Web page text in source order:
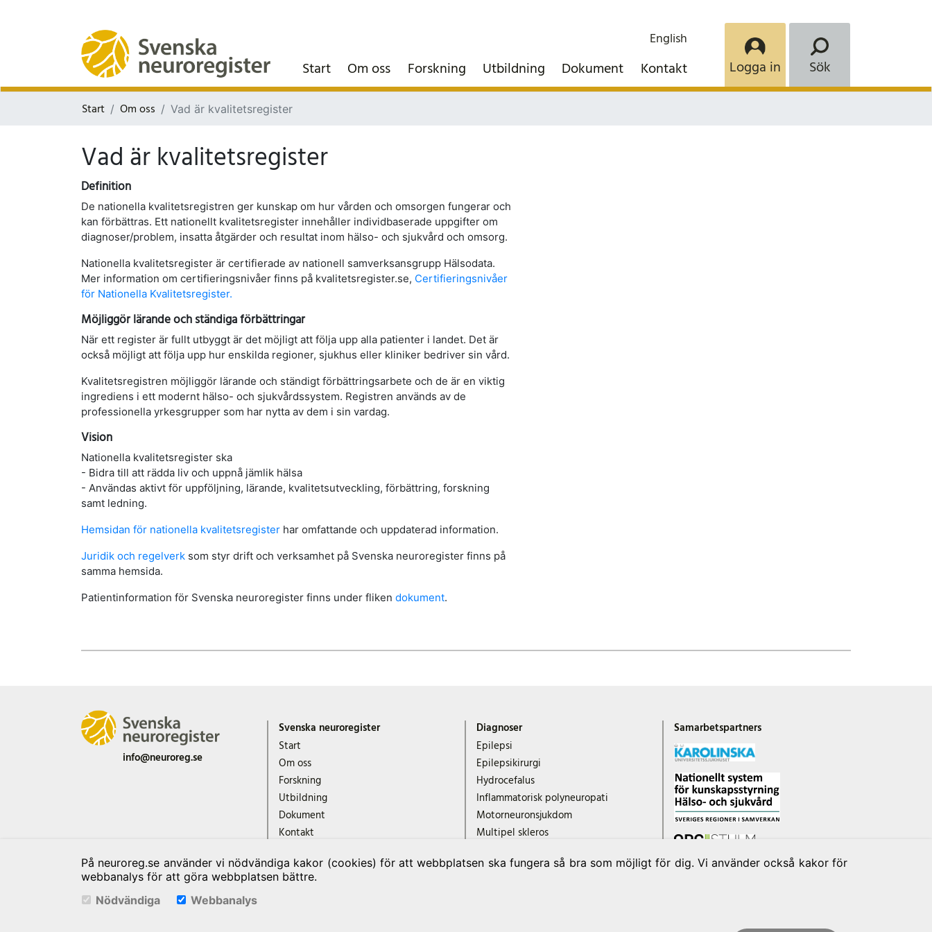
Start Om oss Forskning Utbildning Dokument Kontakt
English
Logga in Sök
Start Om oss Vad är kvalitetsregister
Vad är kvalitetsregister
Definition
De nationella kvalitetsregistren ger kunskap om hur vården och omsorgen fungerar och
kan förbättras. Ett nationellt kvalitetsregister innehåller individbaserade uppgifter om
diagnoser/problem, insatta åtgärder och resultat inom hälso- och sjukvård och omsorg.
Nationella kvalitetsregister är certifierade av nationell samverksansgrupp Hälsodata.
Mer information om certifieringsnivåer finns på kvalitetsregister.se, Certifieringsnivåer
för Nationella Kvalitetsregister.
Möjliggör lärande och ständiga förbättringar
När ett register är fullt utbyggt är det möjligt att följa upp alla patienter i landet. Det är
också möjligt att följa upp hur enskilda regioner, sjukhus eller kliniker bedriver sin vård.
Kvalitetsregistren möjliggör lärande och ständigt förbättringsarbete och de är en viktig
ingrediens i ett modernt hälso- och sjukvårdssystem. Registren används av de
professionella yrkesgrupper som har nytta av dem i sin vardag.
Vision
Nationella kvalitetsregister ska
- Bidra till att rädda liv och uppnå jämlik hälsa
- Användas aktivt för uppföljning, lärande, kvalitetsutveckling, förbättring, forskning
samt ledning.
Hemsidan för nationella kvalitetsregister har omfattande och uppdaterad information.
Juridik och regelverk som styr drift och verksamhet på Svenska neuroregister finns på
samma hemsida.
Patientinformation för Svenska neuroregister finns under fliken dokument.
info@neuroreg.se
Svenska neuroregister
Start
Om oss
Forskning
Utbildning
Dokument
Kontakt
Diagnoser
Epilepsi
Epilepsikirurgi
Hydrocefalus
Inflammatorisk polyneuropati
Motorneuronsjukdom
Multipel skleros
Narkolepsi
Samarbetspartners
På neuroreg.se använder vi nödvändiga kakor (cookies) för att webbplatsen ska fungera så bra som möjligt för dig. Vi använder också kakor för
webbanalys för att göra webbplatsen bättre.
Nödvändiga
Webbanalys